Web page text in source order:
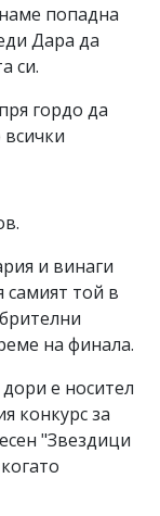
попадна
Дара да
си.
гордо да
и винаги
самият той в
на финала.
е носител
конкурс за
"Звездици